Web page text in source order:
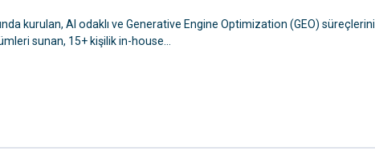
kurulan, AI odaklı ve Generative Engine Optimization (GEO) süreçlerini
sunan, 15+ kişilik in-house...